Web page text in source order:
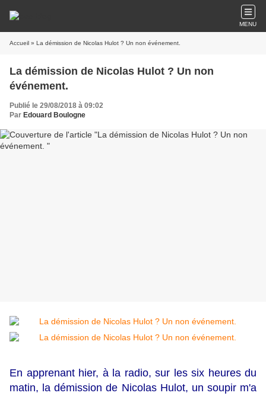
MENU
Accueil » La démission de Nicolas Hulot ? Un non événement.
La démission de Nicolas Hulot ? Un non
événement.
Publié le 29/08/2018 à 09:02
Par Edouard Boulogne
En apprenant hier, à la radio, sur les six heures du
matin, la démission de Nicolas Hulot, un soupir m'a